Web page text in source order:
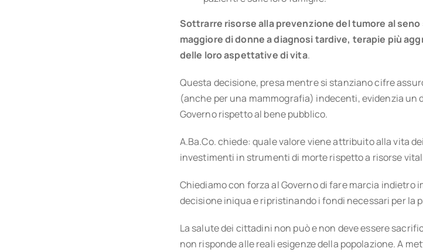
Sottrarre risorse alla prevenzione del tumore al
maggiore di donne a diagnosi tardive, terapie più
delle loro aspettative di vita.
Questa decisione, presa mentre si stanziano cifre
(anche per una mammografia) indecenti, evidenzia un
Governo rispetto al bene pubblico.
A.Ba.Co. chiede: quale valore viene attribuito alla vita
investimenti in strumenti di morte rispetto a risorse
Chiediamo con forza al Governo di fare marcia indietro
decisione iniqua e ripristinando i fondi necessari per la
La salute dei cittadini non può e non deve essere
non risponde alle reali esigenze della popolazione. A